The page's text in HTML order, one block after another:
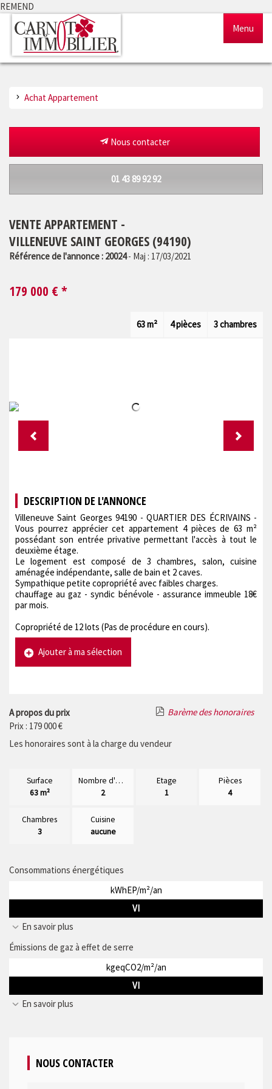
REMEND
Menu
Estimation
Achat Appartement
Nous contacter
01 43 89 92 92
VENTE APPARTEMENT -
VILLENEUVE SAINT GEORGES (94190)
Référence de l'annonce : 20024- Maj : 17/03/2021
179 000 € *
3 chambres
4 pièces
63 m²
DESCRIPTION DE L'ANNONCE
Villeneuve Saint Georges 94190 - QUARTIER DES ÉCRIVAINS -
Vous pourrez apprécier cet appartement 4 pièces de 63 m²
possédant son entrée privative permettant l'accès à tout le
deuxième étage.
Le logement est composé de 3 chambres, salon, cuisine
aménagée indépendante, salle de bain et 2 caves.
Sympathique petite copropriété avec faibles charges.
chauffage au gaz - syndic bénévole - assurance immeuble 18€
par mois.
Copropriété de 12 lots (Pas de procédure en cours).
Ajouter à ma sélection
A propos du prix
Barème des honoraires
Prix : 179 000 €
Les honoraires sont à la charge du vendeur
Surface
63 m²
Nombre d'étages
2
Etage
1
Pièces
4
Chambres
3
Cuisine
aucune
Consommations énergétiques
kWhEP/m²/an
VI
En savoir plus
Émissions de gaz à effet de serre
kgeqCO2/m²/an
VI
En savoir plus
NOUS CONTACTER